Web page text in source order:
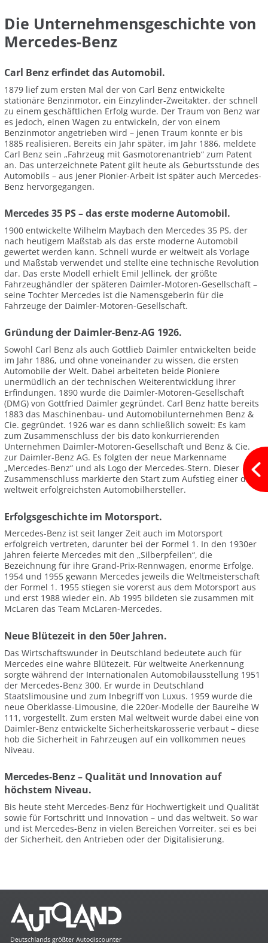
Die Unternehmensgeschichte von
Mercedes-Benz
Carl Benz erfindet das Automobil.
1879 lief zum ersten Mal der von Carl Benz entwickelte
stationäre Benzinmotor, ein Einzylinder-Zweitakter, der schnell
zu einem geschäftlichen Erfolg wurde. Der Traum von Benz war
es jedoch, einen Wagen zu entwickeln, der von einem
Benzinmotor angetrieben wird – jenen Traum konnte er bis
1885 realisieren. Bereits ein Jahr später, im Jahr 1886, meldete
Carl Benz sein „Fahrzeug mit Gasmotorenantrieb“ zum Patent
an. Das unterzeichnete Patent gilt heute als Geburtsstunde des
Automobils – aus jener Pionier-Arbeit ist später auch Mercedes-
Benz hervorgegangen.
Mercedes 35 PS – das erste moderne Automobil.
1900 entwickelte Wilhelm Maybach den Mercedes 35 PS, der
nach heutigem Maßstab als das erste moderne Automobil
gewertet werden kann. Schnell wurde er weltweit als Vorlage
und Maßstab verwendet und stellte eine technische Revolution
dar. Das erste Modell erhielt Emil Jellinek, der größte
Fahrzeughändler der späteren Daimler-Motoren-Gesellschaft –
seine Tochter Mercedes ist die Namensgeberin für die
Fahrzeuge der Daimler-Motoren-Gesellschaft.
Gründung der Daimler-Benz-AG 1926.
Sowohl Carl Benz als auch Gottlieb Daimler entwickelten beide
im Jahr 1886, und ohne voneinander zu wissen, die ersten
Automobile der Welt. Dabei arbeiteten beide Pioniere
unermüdlich an der technischen Weiterentwicklung ihrer
Erfindungen. 1890 wurde die Daimler-Motoren-Gesellschaft
(DMG) von Gottfried Daimler gegründet. Carl Benz hatte bereits
1883 das Maschinenbau- und Automobilunternehmen Benz &
Cie. gegründet. 1926 war es dann schließlich soweit: Es kam
zum Zusammenschluss der bis dato konkurrierenden
Unternehmen Daimler-Motoren-Gesellschaft und Benz & Cie.
zur Daimler-Benz AG. Es folgten der neue Markenname
„Mercedes-Benz“ und als Logo der Mercedes-Stern. Dieser
Zusammenschluss markierte den Start zum Aufstieg einer der
weltweit erfolgreichsten Automobilhersteller.
Erfolgsgeschichte im Motorsport.
Mercedes-Benz ist seit langer Zeit auch im Motorsport
erfolgreich vertreten, darunter bei der Formel 1. In den 1930er
Jahren feierte Mercedes mit den „Silberpfeilen“, die
Bezeichnung für ihre Grand-Prix-Rennwagen, enorme Erfolge.
1954 und 1955 gewann Mercedes jeweils die Weltmeisterschaft
der Formel 1. 1955 stiegen sie vorerst aus dem Motorsport aus
und erst 1988 wieder ein. Ab 1995 bildeten sie zusammen mit
McLaren das Team McLaren-Mercedes.
Neue Blütezeit in den 50er Jahren.
Das Wirtschaftswunder in Deutschland bedeutete auch für
Mercedes eine wahre Blütezeit. Für weltweite Anerkennung
sorgte während der Internationalen Automobilausstellung 1951
der Mercedes-Benz 300. Er wurde in Deutschland
Staatslimousine und zum Inbegriff von Luxus. 1959 wurde die
neue Oberklasse-Limousine, die 220er-Modelle der Baureihe W
111, vorgestellt. Zum ersten Mal weltweit wurde dabei eine von
Daimler-Benz entwickelte Sicherheitskarosserie verbaut – diese
hob die Sicherheit in Fahrzeugen auf ein vollkommen neues
Niveau.
Mercedes-Benz – Qualität und Innovation auf
höchstem Niveau.
Bis heute steht Mercedes-Benz für Hochwertigkeit und Qualität
sowie für Fortschritt und Innovation – und das weltweit. So war
und ist Mercedes-Benz in vielen Bereichen Vorreiter, sei es bei
der Sicherheit, den Antrieben oder der Digitalisierung.